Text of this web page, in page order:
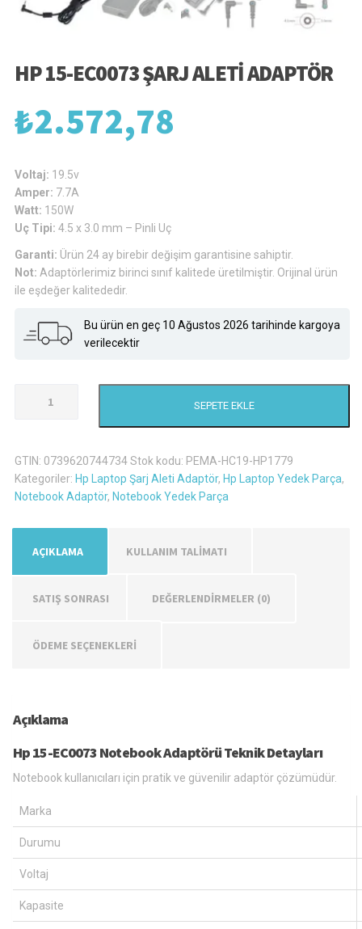
HP 15-EC0073 ŞARJ ALETI ADAPTÖR
₺2.572,78
Voltaj: 19.5v
Amper: 7.7A
Watt: 150W
Uç Tipi: 4.5 x 3.0 mm – Pinli Uç
Garanti: Ürün 24 ay birebir değişim garantisine sahiptir.
Not: Adaptörlerimiz birinci sınıf kalitede üretilmiştir. Orijinal ürün
ile eşdeğer kalitededir.
Bu ürün en geç 10 Ağustos 2026 tarihinde kargoya
verilecektir
Aleti
Adaptör
adet
SEPETE EKLE
GTIN: 0739620744734Stok kodu: PEMA-HC19-HP1779
Kategoriler: Hp Laptop Şarj Aleti Adaptör, Hp Laptop Yedek Parça,
Notebook Adaptör, Notebook Yedek Parça
AÇIKLAMA KULLANIM TALİMATI
SATIŞ SONRASI DEĞERLENDIRMELER (0)
ÖDEME SEÇENEKLERİ
Açıklama
Hp 15-EC0073 Notebook Adaptörü Teknik Detayları
Notebook kullanıcıları için pratik ve güvenilir adaptör çözümüdür.
Marka
Durumu
Voltaj
Kapasite